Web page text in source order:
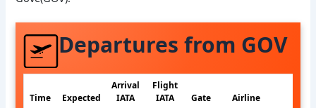
Departures from GOV
Time Expected
Arrival
IATA
Flight
IATA
Gate Airline